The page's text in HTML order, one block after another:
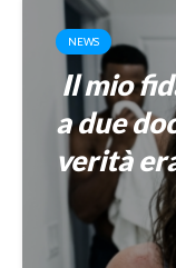
NEWS
Il mio
a due
verità